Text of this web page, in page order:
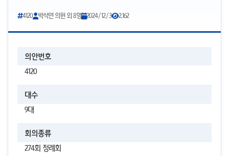
4120 박석연 의원 외 8명 2024/12/3 2,162
의안번호
4120
대수
9대
회의종류
274회 정례회